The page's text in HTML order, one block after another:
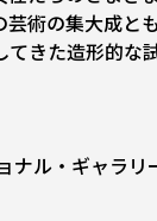
術の集大成
きた造形的
ル・ギャラ